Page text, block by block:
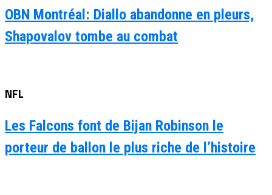
OBN Montréal: Diallo abandonne en pleurs,
Shapovalov tombe au combat
NFL
Les Falcons font de Bijan Robinson le
porteur de ballon le plus riche de l’histoire